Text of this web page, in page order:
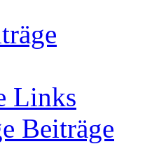
Links
Beiträge